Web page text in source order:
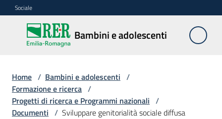
Vai al contenuto
Vai alla navigazione
Vai al footer
Sociale
Bambini e adolescenti
Bambini e
adolescenti
Accoglienza,
tutela
e
Home / Bambini e adolescenti /
Formazione e ricerca /
Progetti di ricerca e Programmi nazionali /
Documenti / Sviluppare genitorialità sociale diffusa